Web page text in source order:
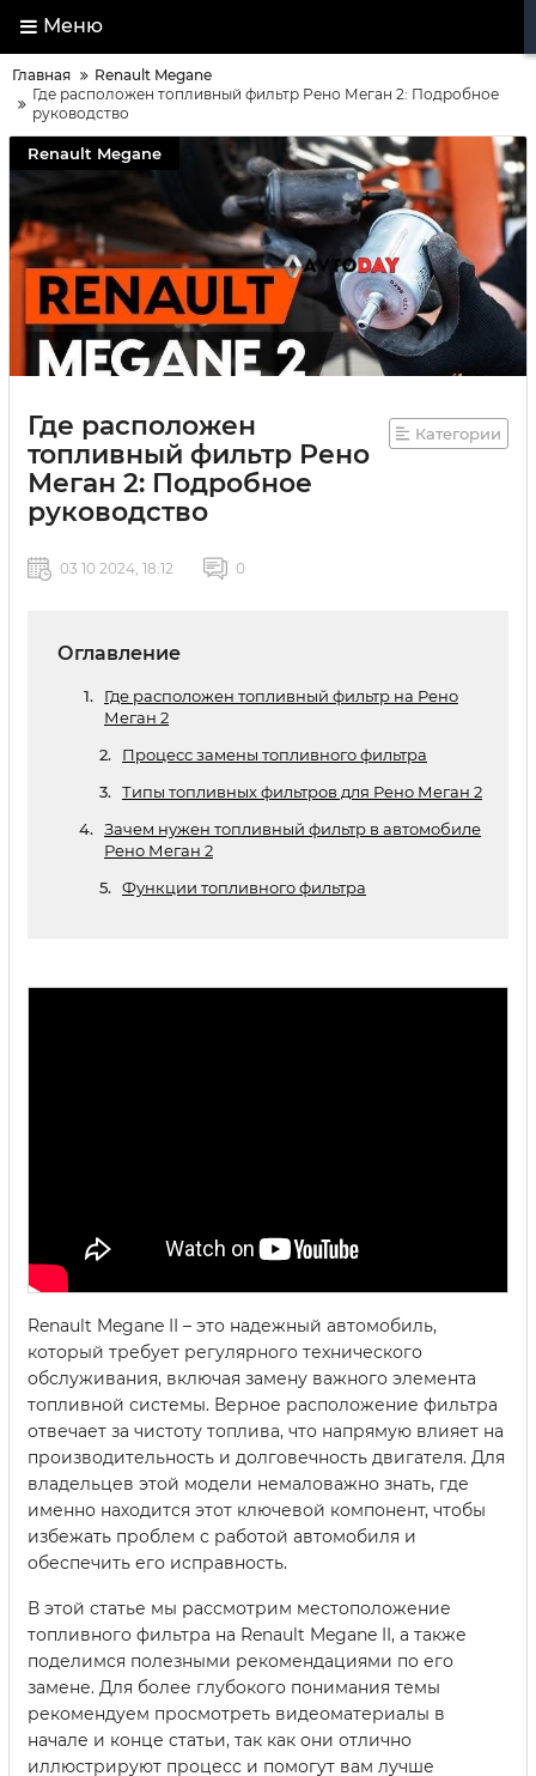
Меню
Главная
Renault Megane
Где расположен топливный фильтр Рено Меган 2: Подробное
руководство
Renault Megane
Где расположен
топливный фильтр Рено
Меган 2: Подробное
руководство
Категории
03 10 2024, 18:12 0
Оглавление
Где расположен топливный фильтр на Рено
Меган 2
Процесс замены топливного фильтра
Типы топливных фильтров для Рено Меган 2
Зачем нужен топливный фильтр в автомобиле
Рено Меган 2
Функции топливного фильтра
Renault Megane II – это надежный автомобиль,
который требует регулярного технического
обслуживания, включая замену важного элемента
топливной системы. Верное расположение фильтра
отвечает за чистоту топлива, что напрямую влияет на
производительность и долговечность двигателя. Для
владельцев этой модели немаловажно знать, где
именно находится этот ключевой компонент, чтобы
избежать проблем с работой автомобиля и
обеспечить его исправность.
В этой статье мы рассмотрим местоположение
топливного фильтра на Renault Megane II, а также
поделимся полезными рекомендациями по его
замене. Для более глубокого понимания темы
рекомендуем просмотреть видеоматериалы в
начале и конце статьи, так как они отлично
иллюстрируют процесс и помогут вам лучше